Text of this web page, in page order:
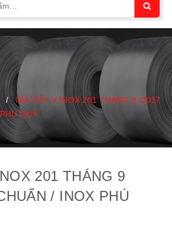
/
GIÁ CÂY V INOX 201 THÁNG 9 /2017
QUÝ
201 THÁNG 9
/ INOX PHÚ